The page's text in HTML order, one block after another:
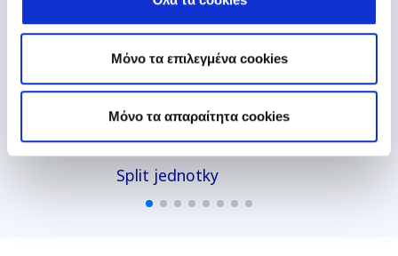
Μόνο τα επιλεγμένα cookies
Mόνο τα απαραίτητα cookies
Split jednotky